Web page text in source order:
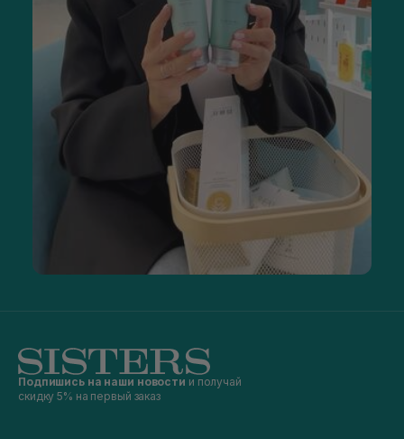
Подпишись на наши новости и получай
скидку 5% на первый заказ